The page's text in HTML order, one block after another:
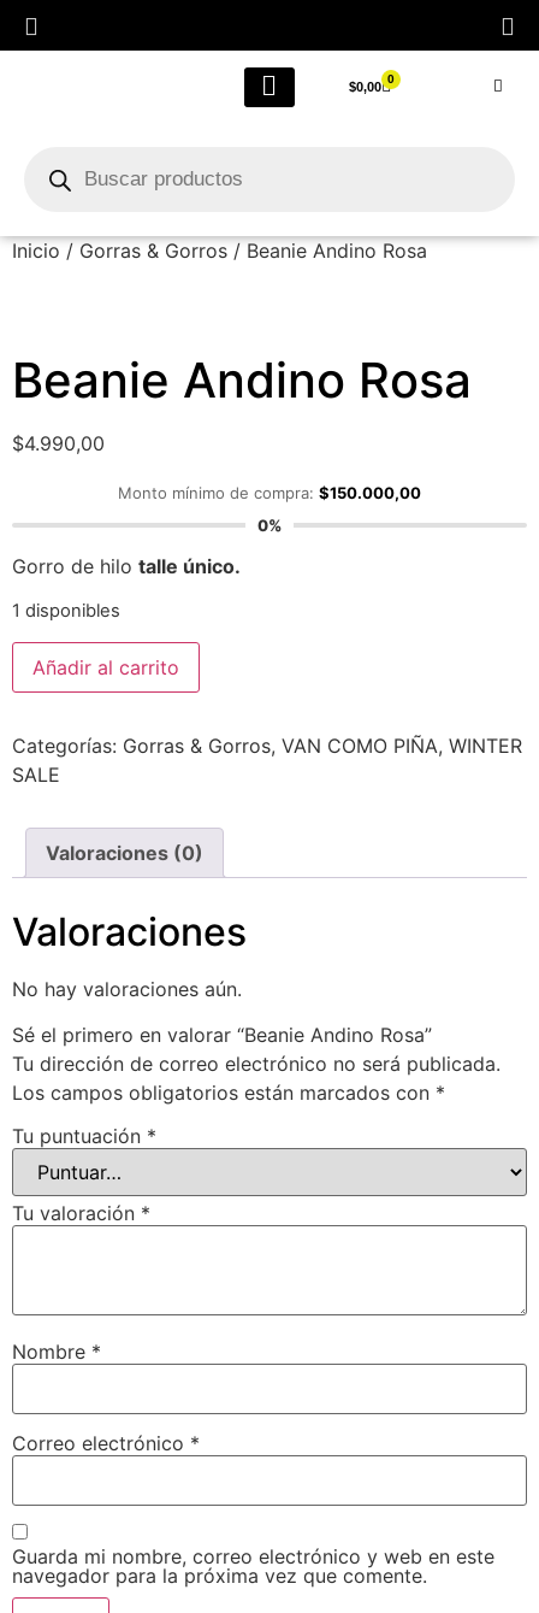
$0,00 0
Inicio / Gorras & Gorros / Beanie Andino Rosa
Beanie Andino Rosa
$4.990,00
Monto mínimo de compra: $150.000,00
0%
Gorro de hilo talle único.
1 disponibles
Añadir al carrito
Categorías: Gorras & Gorros, VAN COMO PIÑA, WINTER
SALE
Valoraciones (0)
Valoraciones
No hay valoraciones aún.
Sé el primero en valorar “Beanie Andino Rosa”
Tu dirección de correo electrónico no será publicada.
Los campos obligatorios están marcados con *
Tu puntuación *
Tu valoración *
Nombre *
Correo electrónico *
Guarda mi nombre, correo electrónico y web en este
navegador para la próxima vez que comente.